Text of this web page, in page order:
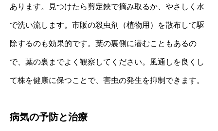
あります。見つけたら剪定鋏で摘み取るか、やさしく水
で洗い流します。市販の殺虫剤（植物用）を散布して駆
除するのも効果的です。葉の裏側に潜むこともあるの
で、葉の裏までよく観察してください。風通しを良くし
て株を健康に保つことで、害虫の発生を抑制できます。
病気の予防と治療